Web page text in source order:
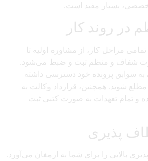
بسیار مفید است.
در روند کار
مراحل کار، از مشاوره اولیه تا
شفاف و منظم ثبت و ضبط می‌شود.
به سوابق پرونده خود دسترسی داشته
شوید. همچنین، قرارداد وکالت به
و تمام تعهدات به صورت کتبی ثبت
پذیری
بالایی را برای شما به ارمغان می‌آورد.